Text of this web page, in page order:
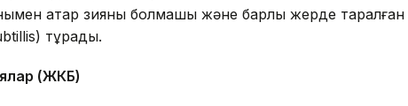
қатар зияны болмашы және барлық жерде таралған
тұрады.
ялар (ЖКБ)